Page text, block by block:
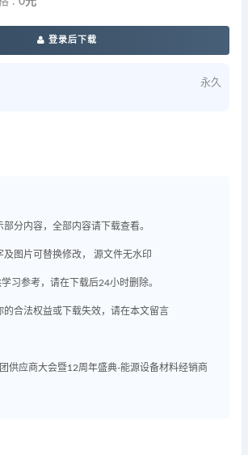
登录后下载
永久
分内容，全部内容请下载查看。
及图片可替换修改， 源文件无水印
习参考，请在下载后24小时删除。
的合法权益或下载失效，请在本文留言
供应商大会暨12周年盛典-能源设备材料经销商